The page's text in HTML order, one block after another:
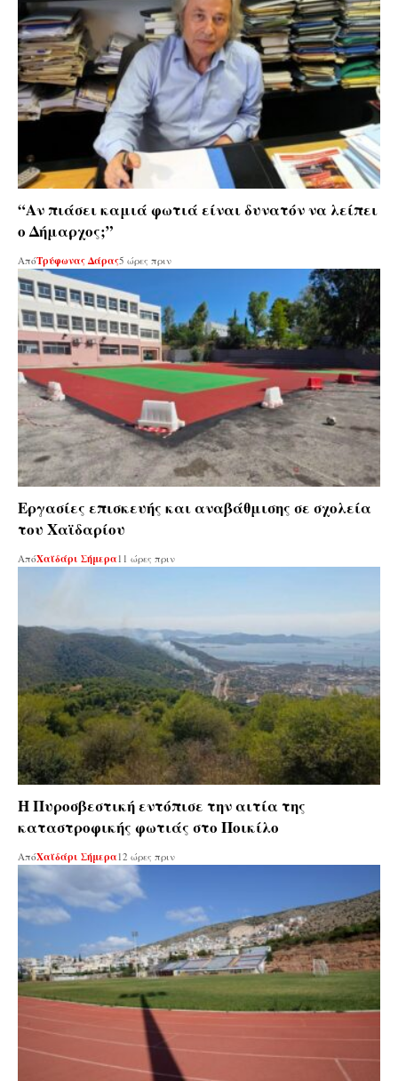
“Αν πιάσει καμιά φωτιά είναι δυνατόν να λείπει
ο Δήμαρχος;”
ΑπόΤρύφωνας Δάρας5 ώρες πριν
Εργασίες επισκευής και αναβάθμισης σε σχολεία
του Χαϊδαρίου
ΑπόΧαϊδάρι Σήμερα 11 ώρες πριν
Η Πυροσβεστική εντόπισε την αιτία της
καταστροφικής φωτιάς στο Ποικίλο
ΑπόΧαϊδάρι Σήμερα 12 ώρες πριν